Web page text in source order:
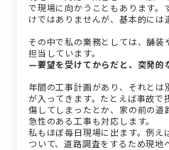
で現場に向かうこともあります。
けではありませんが、基本的には
その中で私の業務としては、舗装
担当しています。
—要望を受けてからだと、突発的
年間の工事計画があり、それと
が入ってきます。たとえば事故で
傷してしまったとか、家の前の道
急性のある工事も対応します。
私もほぼ毎日現場に出ます。例え
ついて、道路調査をするため現地